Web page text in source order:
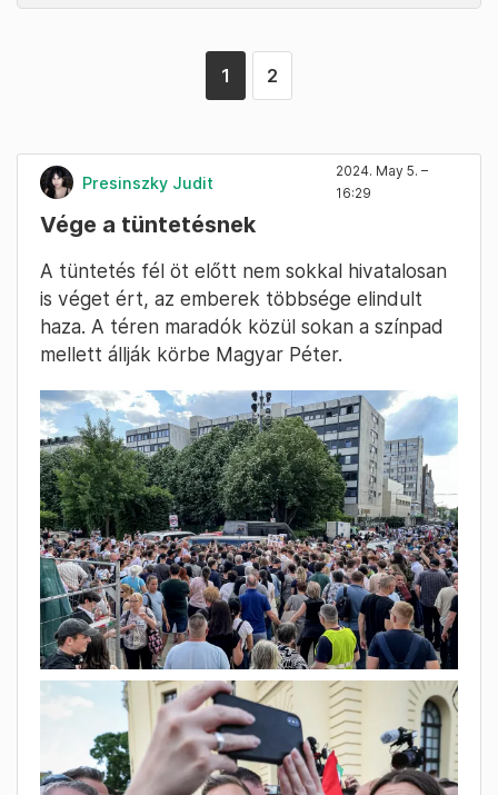
1 2
Presinszky Judit
2024. May 5. –
16:29
Vége a tüntetésnek
A tüntetés fél öt előtt nem sokkal hivatalosan
is véget ért, az emberek többsége elindult
haza. A téren maradók közül sokan a színpad
mellett állják körbe Magyar Péter.